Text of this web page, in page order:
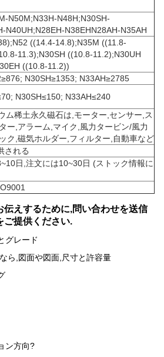
N50M;N33H-N48H;N30SH-
N40UH;N28EH-N38EHN28AH-N35AH
);N52 ((14.4-14.8);N35M ((11.8-
11.3);N30SH ((10.8-11.2);N30UH
((10.8-11.2))
N30SH≥1353; N33AH≥2785
N30SH≤150; N33AH≤240
ム稀土永久磁石は,モーター,センサー,ス
ー,アラーム,マイク, 風力タービン/風力
ク,磁気ホルダー,フィルター,自動車など
される
日,注文には10~30日 (ストック情報に
伝えするために,問い合わせを送信
ご提供ください.
グレード
ら,図面や図面,尺寸と許容量
ン方向?